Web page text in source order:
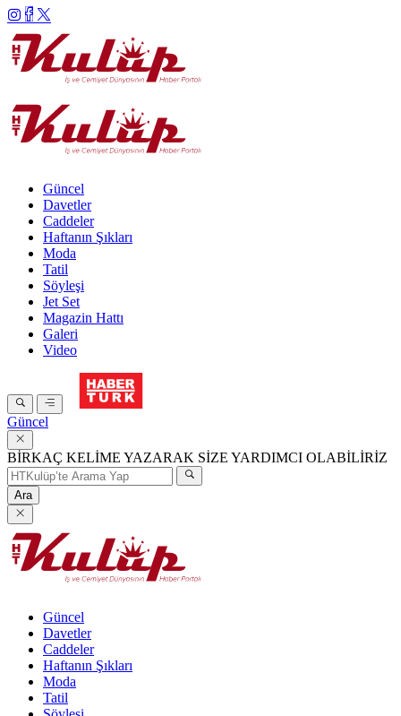
Güncel
Davetler
Caddeler
Haftanın Şıkları
Moda
Tatil
Söyleşi
Jet Set
Magazin Hattı
Galeri
Video
Güncel
BİRKAÇ KELİME YAZARAK SİZE YARDIMCI OLABİLİRİZ
Ara
Güncel
Davetler
Caddeler
Haftanın Şıkları
Moda
Tatil